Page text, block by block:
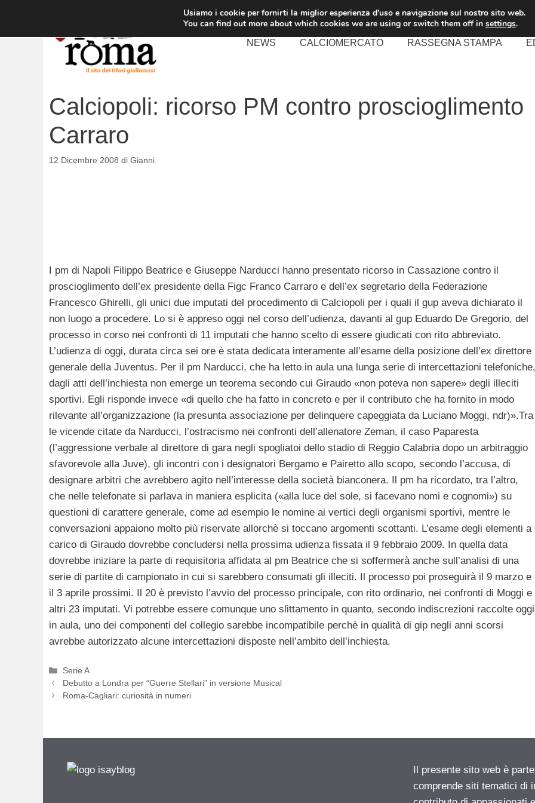
contenuto
NEWS CALCIOMERCATO RASSEGNA STAMPA
Calciopoli: ricorso PM contro proscioglimento
Carraro
12 Dicembre 2008 di Gianni
I pm di Napoli Filippo Beatrice e Giuseppe Narducci hanno presentato ricorso in Cassazione contro il
proscioglimento dell’ex presidente della Figc Franco Carraro e dell’ex segretario della Federazione
Francesco Ghirelli, gli unici due imputati del procedimento di Calciopoli per i quali il gup aveva dichiarato il
non luogo a procedere. Lo si è appreso oggi nel corso dell’udienza, davanti al gup Eduardo De Gregorio, del
processo in corso nei confronti di 11 imputati che hanno scelto di essere giudicati con rito abbreviato.
L’udienza di oggi, durata circa sei ore è stata dedicata interamente all’esame della posizione dell’ex direttore
generale della Juventus. Per il pm Narducci, che ha letto in aula una lunga serie di intercettazioni telefoniche,
dagli atti dell’inchiesta non emerge un teorema secondo cui Giraudo «non poteva non sapere» degli illeciti
sportivi. Egli risponde invece «di quello che ha fatto in concreto e per il contributo che ha fornito in modo
rilevante all’organizzazione (la presunta associazione per delinquere capeggiata da Luciano Moggi, ndr)».Tra
le vicende citate da Narducci, l’ostracismo nei confronti dell’allenatore Zeman, il caso Paparesta
(l’aggressione verbale al direttore di gara negli spogliatoi dello stadio di Reggio Calabria dopo un arbitraggio
sfavorevole alla Juve), gli incontri con i designatori Bergamo e Pairetto allo scopo, secondo l’accusa, di
designare arbitri che avrebbero agito nell’interesse della società bianconera. Il pm ha ricordato, tra l’altro,
che nelle telefonate si parlava in maniera esplicita («alla luce del sole, si facevano nomi e cognomi») su
questioni di carattere generale, come ad esempio le nomine ai vertici degli organismi sportivi, mentre le
conversazioni appaiono molto più riservate allorchè si toccano argomenti scottanti. L’esame degli elementi a
carico di Giraudo dovrebbe concludersi nella prossima udienza fissata il 9 febbraio 2009. In quella data
dovrebbe iniziare la parte di requisitoria affidata al pm Beatrice che si soffermerà anche sull’analisi di una
serie di partite di campionato in cui si sarebbero consumati gli illeciti. Il processo poi proseguirà il 9 marzo e
il 3 aprile prossimi. Il 20 è previsto l’avvio del processo principale, con rito ordinario, nei confronti di Moggi e
altri 23 imputati. Vi potrebbe essere comunque uno slittamento in quanto, secondo indiscrezioni raccolte oggi
in aula, uno dei componenti del collegio sarebbe incompatibile perchè in qualità di gip negli anni scorsi
avrebbe autorizzato alcune intercettazioni disposte nell’ambito dell’inchiesta.
Categorie
Serie A
Debutto a Londra per “Guerre Stellari” in versione Musical
Roma-Cagliari: curiosità in numeri
Il presente sito web è
comprende siti tematici di
Usiamo i cookie per fornirti la miglior esperienza d'uso e navigazione sul nostro sito web.
You can find out more about which cookies we are using or switch them off in settings.